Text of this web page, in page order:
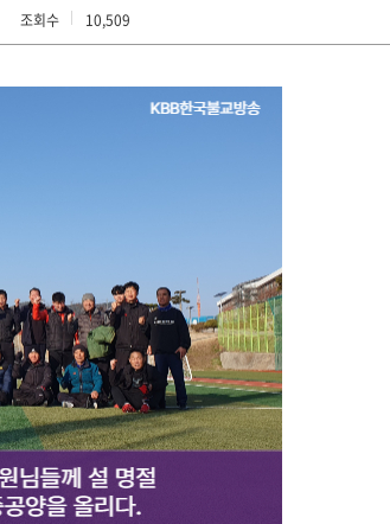
종교
조회수 10,509